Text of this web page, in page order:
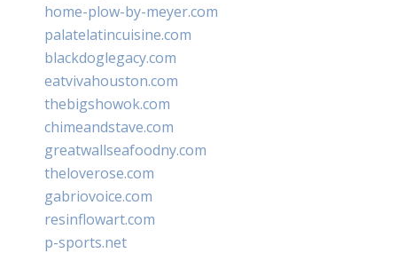
home-plow-by-meyer.com
palatelatincuisine.com
blackdoglegacy.com
eatvivahouston.com
thebigshowok.com
chimeandstave.com
greatwallseafoodny.com
theloverose.com
gabriovoice.com
resinflowart.com
p-sports.net